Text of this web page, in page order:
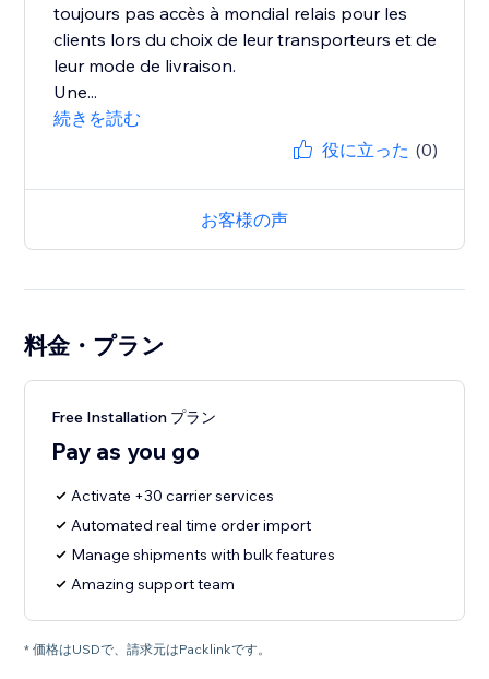
toujours pas accès à mondial relais pour les
clients lors du choix de leur transporteurs et de
leur mode de livraison.
Une...
続きを読む
役に立った (0)
お客様の声
料金・プラン
Free Installation プラン
Pay as you go
Activate +30 carrier services
Automated real time order import
Manage shipments with bulk features
Amazing support team
* 価格はUSDで、請求元はPacklinkです。